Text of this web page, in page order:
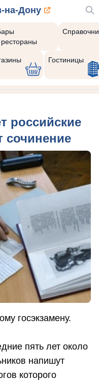
на-Дону
Гостиницы
российские
сочинение
госэкзамену.
пять лет около
напишут
которого